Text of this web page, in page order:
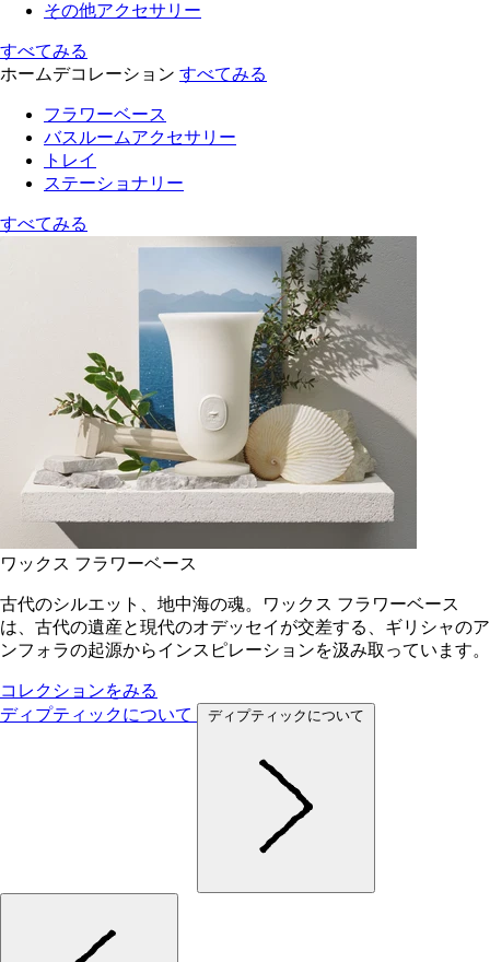
その他アクセサリー
すべてみる
ホームデコレーション すべてみる
フラワーベース
バスルームアクセサリー
トレイ
ステーショナリー
すべてみる
ワックス フラワーベース
古代のシルエット、地中海の魂。ワックス フラワーベース
は、古代の遺産と現代のオデッセイが交差する、ギリシャのア
ンフォラの起源からインスピレーションを汲み取っています。
コレクションをみる
ディプティックについて
ディプティックについて